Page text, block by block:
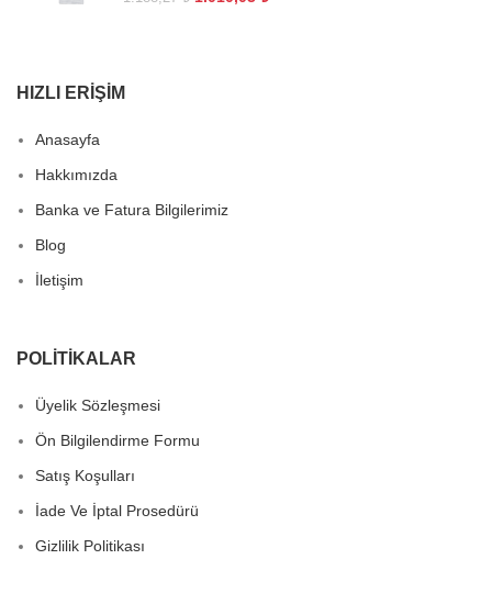
HIZLI ERIŞIM
Anasayfa
Hakkımızda
Banka ve Fatura Bilgilerimiz
Blog
İletişim
POLITIKALAR
Üyelik Sözleşmesi
Ön Bilgilendirme Formu
Satış Koşulları
İade Ve İptal Prosedürü
Gizlilik Politikası